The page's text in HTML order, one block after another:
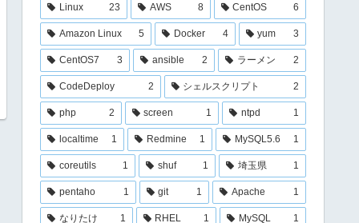
Linux 23 AWS 8 CentOS 6
Amazon Linux 5 Docker 4 yum 3
CentOS7 3 ansible 2 ラーメン 2
CodeDeploy 2 シェルスクリプト 2
php 2 screen 1 ntpd 1
localtime 1 Redmine 1 MySQL5.6 1
coreutils 1 shuf 1 埼玉県 1
pentaho 1 git 1 Apache 1
なりたけ 1 RHEL 1 MySQL 1